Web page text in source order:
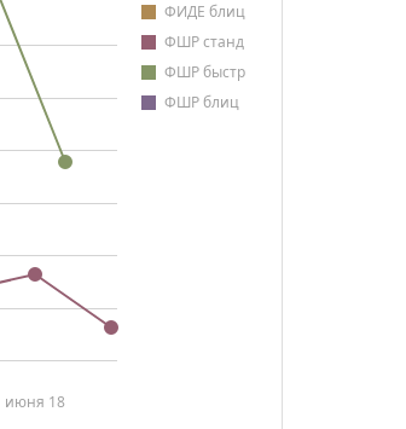
ФИДЕ блиц
ФШР станд
ФШР быстр
ФШР блиц
июня 18